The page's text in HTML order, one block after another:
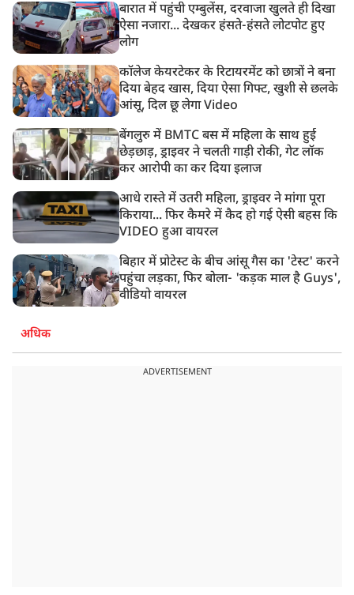
8:23 AM
रांची: छात्रों और झारखंड सरकार के बीच आज होगी तीसरे दौर
की बातचीत
बारात में पहुंची एम्बुलेंस, दरवाजा खुलते ही दिखा
ऐसा नजारा... देखकर हंसते-हंसते लोटपोट हुए
लोग
कॉलेज केयरटेकर के रिटायरमेंट को छात्रों ने बना
दिया बेहद खास, दिया ऐसा गिफ्ट, खुशी से छलके
आंसू, दिल छू लेगा Video
बेंगलुरु में BMTC बस में महिला के साथ हुई
छेड़छाड़, ड्राइवर ने चलती गाड़ी रोकी, गेट लॉक
कर आरोपी का कर दिया इलाज
आधे रास्ते में उतरी महिला, ड्राइवर ने मांगा पूरा
किराया... फिर कैमरे में कैद हो गई ऐसी बहस कि
VIDEO हुआ वायरल
बिहार में प्रोटेस्ट के बीच आंसू गैस का 'टेस्ट' करने
पहुंचा लड़का, फिर बोला- 'कड़क माल है Guys',
वीडियो वायरल
अधिक
ADVERTISEMENT